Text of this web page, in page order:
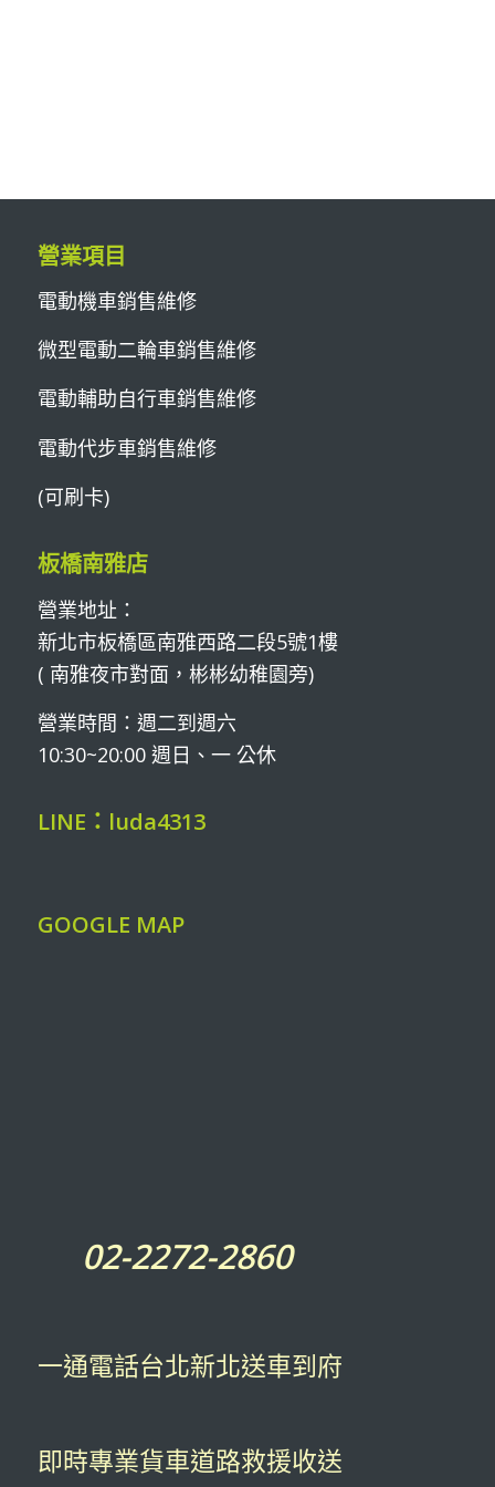
營業項目
電動機車銷售維修
微型電動二輪車銷售維修
電動輔助自行車銷售維修
電動代步車銷售維修
(可刷卡)
板橋南雅店
營業地址：
新北市板橋區南雅西路二段5號1樓
( 南雅夜市對面，彬彬幼稚園旁)
營業時間：週二到週六
10:30~20:00 週日、一 公休
LINE：luda4313
GOOGLE MAP
02-2272-2860
一通電話台北新北送車到府
即時專業貨車道路救援收送